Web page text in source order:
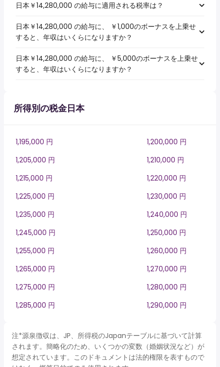
日本￥14,280,000 の給与に適用される税率は？
日本￥14,280,000 の給与に、 ￥1,000のボーナスを上乗せ
すると、年収はいくらになりますか？
日本￥14,280,000 の給与に、 ￥5,000のボーナスを上乗せ
すると、年収はいくらになりますか？
所得別の税金日本
1,195,000 円
1,200,000 円
1,205,000 円
1,210,000 円
1,215,000 円
1,220,000 円
1,225,000 円
1,230,000 円
1,235,000 円
1,240,000 円
1,245,000 円
1,250,000 円
1,255,000 円
1,260,000 円
1,265,000 円
1,270,000 円
1,275,000 円
1,280,000 円
1,285,000 円
1,290,000 円
注*源泉徴収は、JP、所得税のJapanテーブルに基づいて計算
されます。簡略化のため、いくつかの変数（婚姻状況など）が
想定されています。このドキュメントは法的権限を表すもので